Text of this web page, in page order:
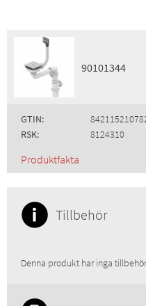
90101344
GTIN:
RSK:
8124310
Produktfakta
Tillbehör
Denna produkt har inga